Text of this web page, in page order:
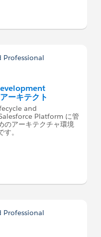
ーキテクト
and
Platform に管
のアーキテクチャ環境
。